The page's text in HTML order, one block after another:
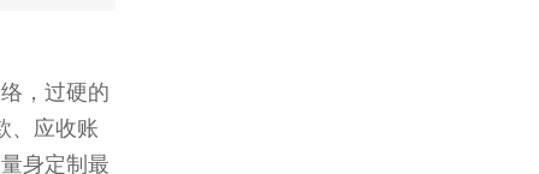
，过硬的
、应收账
身定制最